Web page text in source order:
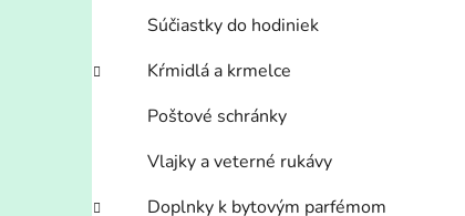
Súčiastky do hodiniek
Kŕmidlá a krmelce
Poštové schránky
Vlajky a veterné rukávy
Doplnky k bytovým parfémom